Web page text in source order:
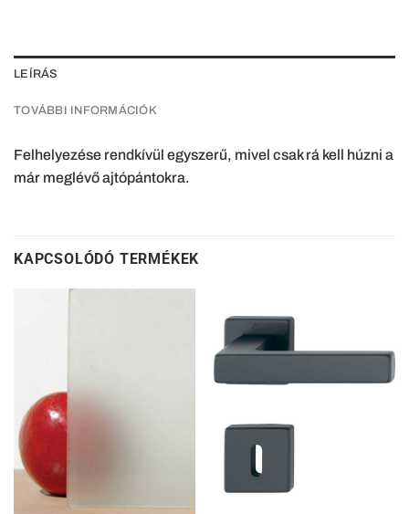
LEÍRÁS
TOVÁBBI INFORMÁCIÓK
Felhelyezése rendkívül egyszerű, mivel csak rá kell húzni a
már meglévő ajtópántokra.
KAPCSOLÓDÓ TERMÉKEK